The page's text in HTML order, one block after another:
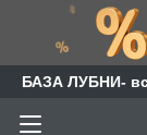
БАЗА ЛУБНИ-